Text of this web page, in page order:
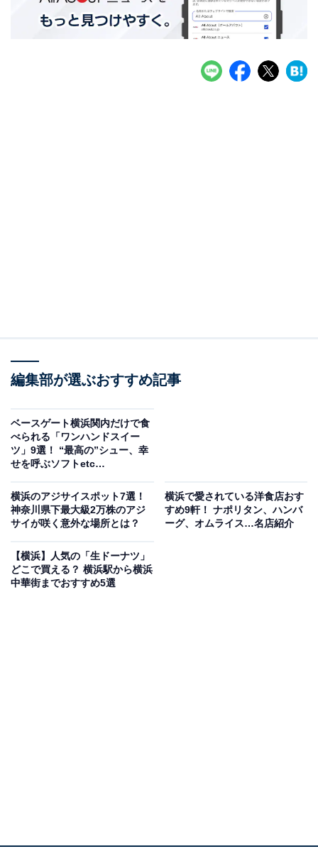
編集部が選ぶおすすめ記事
ベースゲート横浜関内だけで食
べられる「ワンハンドスイー
ツ」9選！ “最高の”シュー、幸
せを呼ぶソフトetc…
横浜のアジサイスポット7選！
神奈川県下最大級2万株のアジ
サイが咲く意外な場所とは？
横浜で愛されている洋食店おす
すめ9軒！ ナポリタン、ハンバ
ーグ、オムライス…名店紹介
【横浜】人気の「生ドーナツ」
どこで買える？ 横浜駅から横浜
中華街までおすすめ5選